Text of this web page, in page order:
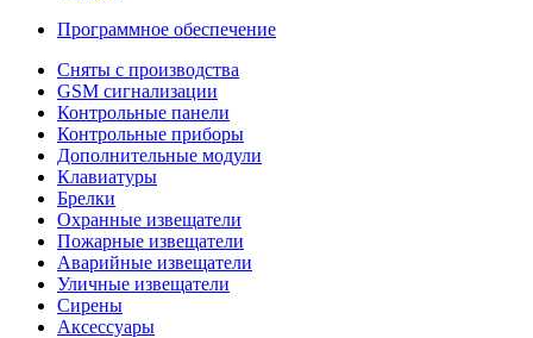
Программное обеспечение
Сняты с производства
GSM сигнализации
Контрольные панели
Контрольные приборы
Дополнительные модули
Клавиатуры
Брелки
Охранные извещатели
Пожарные извещатели
Аварийные извещатели
Уличные извещатели
Сирены
Аксессуары